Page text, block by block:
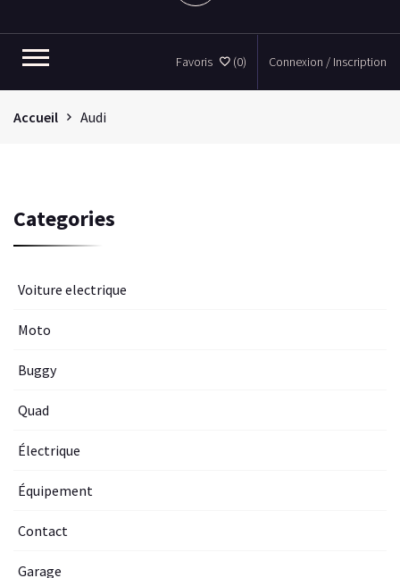
Favoris (0) Connexion / Inscription
Accueil Audi
Categories
Voiture electrique
Moto
Buggy
Quad
Électrique
Équipement
Contact
Garage